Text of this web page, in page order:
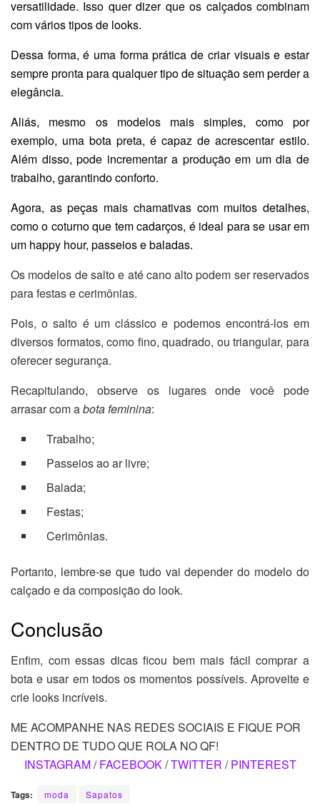
versatilidade. Isso quer dizer que os calçados combinam
com vários tipos de looks.
Dessa forma, é uma forma prática de criar visuais e estar
sempre pronta para qualquer tipo de situação sem perder a
elegância.
Aliás, mesmo os modelos mais simples, como por
exemplo, uma bota preta, é capaz de acrescentar estilo.
Além disso, pode incrementar a produção em um dia de
trabalho, garantindo conforto.
Agora, as peças mais chamativas com muitos detalhes,
como o coturno que tem cadarços, é ideal para se usar em
um happy hour, passeios e baladas.
Os modelos de salto e até cano alto podem ser reservados
para festas e cerimônias.
Pois, o salto é um clássico e podemos encontrá-los em
diversos formatos, como fino, quadrado, ou triangular, para
oferecer segurança.
Recapitulando, observe os lugares onde você pode
arrasar com abota feminina:
Trabalho;
Passeios ao ar livre;
Balada;
Festas;
Cerimônias.
Portanto, lembre-se que tudo vai depender do modelo do
calçado e da composição do look.
Conclusão
Enfim, com essas dicas ficou bem mais fácil comprar a
bota e usar em todos os momentos possíveis. Aproveite e
crie looks incríveis.
ME ACOMPANHE NAS REDES SOCIAIS E FIQUE POR
DENTRO DE TUDO QUE ROLA NO QF!
INSTAGRAM/FACEBOOK/TWITTER /PINTEREST
Tags: moda Sapatos